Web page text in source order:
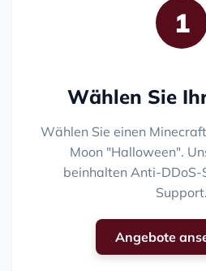
1
Wählen Sie
Wählen Sie einen
Moon "Halloween".
beinhalten Anti-DDoS-
Support.
Angebote